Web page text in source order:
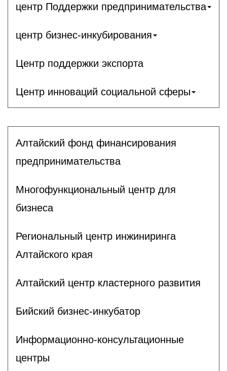
центр Поддержки предпринимательства
центр бизнес-инкубирования
Центр поддержки экспорта
Центр инноваций социальной сферы
Алтайский фонд финансирования
предпринимательства
Многофункциональный центр для
бизнеса
Региональный центр инжиниринга
Алтайского края
Алтайский центр кластерного развития
Бийский бизнес-инкубатор
Информационно-консультационные
центры